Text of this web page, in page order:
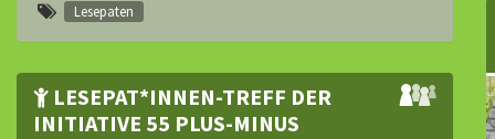
Lesepaten
LESEPAT*INNEN-TREFF DER
INITIATIVE 55 PLUS-MINUS